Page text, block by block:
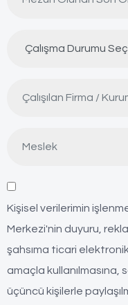
Kişisel verilerimin
Merkezi'nin duyuru,
şahsıma ticari
amaçla kullanılmasına,
üçüncü kişilerle